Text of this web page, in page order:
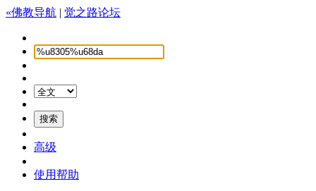
«佛教导航 | 觉之路论坛
高级
使用帮助